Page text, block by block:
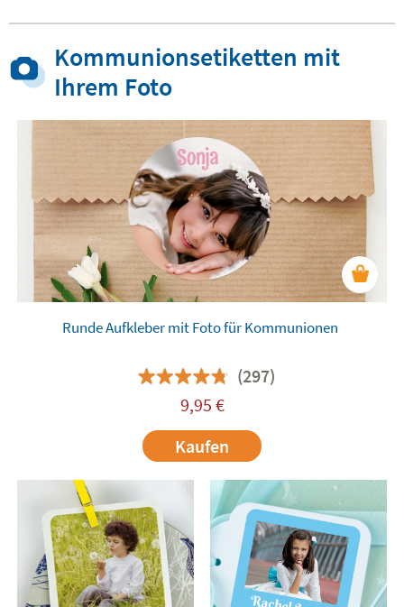
Kommunionsetiketten mit
Ihrem Foto
Runde Aufkleber mit Foto für Kommunionen
(297)
9,95 €
Kaufen